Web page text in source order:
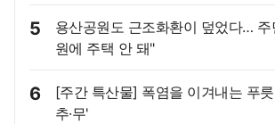
5
용산공원도 근조화환이 덮었다… 주
원에 주택 안 돼"
6
[주간 특산물] 폭염을 이겨내는 푸
추·무'